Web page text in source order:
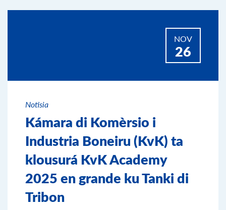
NOV
26
Notisia
Kámara di Komèrsio i
Industria Boneiru (KvK) ta
klousurá KvK Academy
2025 en grande ku Tanki di
Tribon